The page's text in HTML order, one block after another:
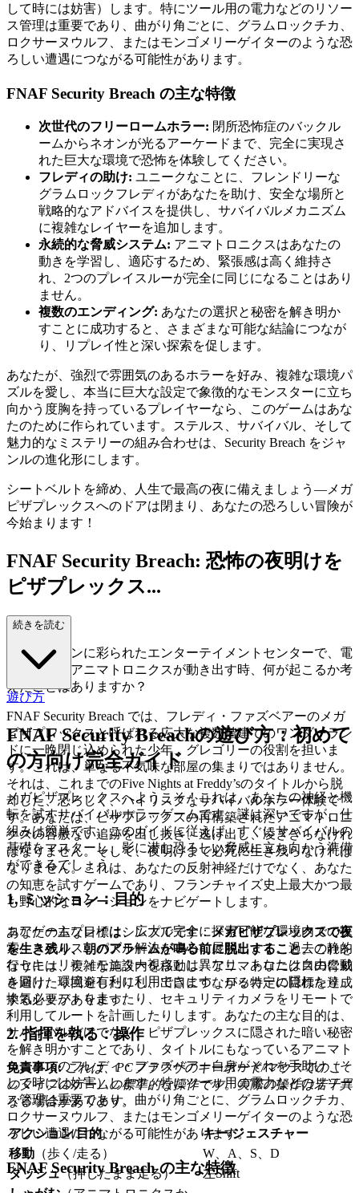
して時には妨害）します。特にツール用の電力などのリソー
ス管理は重要であり、曲がり角ごとに、グラムロックチカ、
ロクサーヌウルフ、またはモンゴメリーゲイターのような恐
ろしい遭遇につながる可能性があります。
FNAF Security Breach の主な特徴
次世代のフリーロームホラー: 閉所恐怖症のバックル
ームからネオンが光るアーケードまで、完全に実現さ
れた巨大な環境で恐怖を体験してください。
フレディの助け: ユニークなことに、フレンドリーな
グラムロックフレディがあなたを助け、安全な場所と
戦略的なアドバイスを提供し、サバイバルメカニズム
に複雑なレイヤーを追加します。
永続的な脅威システム: アニマトロニクスはあなたの
動きを学習し、適応するため、緊張感は高く維持さ
れ、2つのプレイスルーが完全に同じになることはあり
ません。
複数のエンディング: あなたの選択と秘密を解き明か
すことに成功すると、さまざまな可能な結論につなが
り、リプレイ性と深い探索を促します。
あなたが、強烈で雰囲気のあるホラーを好み、複雑な環境パ
ズルを愛し、本当に巨大な設定で象徴的なモンスターに立ち
向かう度胸を持っているプレイヤーなら、このゲームはあな
たのために作られています。ステルス、サバイバル、そして
魅力的なミステリーの組み合わせは、Security Breach をジャ
ンルの進化形にします。
シートベルトを締め、人生で最高の夜に備えましょう—メガ
ピザプレックスへのドアは閉まり、あなたの恐ろしい冒険が
今始まります！
FNAF Security Breach: 恐怖の夜明けを
ピザプレックス...
でプレイ！
巨大なネオンに彩られたエンターテイメントセンターで、電
気が消え、アニマトロニクスが動き出す時、何が起こるか考
えたことはありますか？
FNAF Security Breach では、フレディ・ファズベアーのメガ
ピザプレックスと呼ばれる広大な複数階建てのワンダーラン
ドに一晩閉じ込められた少年、グレゴリーの役割を担いま
す。これは、単なる不気味な部屋の集まりではありません。
それは、これまでのFive Nights at Freddy’sのタイトルから脱
却した、恐ろしく、ハイリスクなサバイバルホラー体験で
す。あなたは、ピザプレックスの再構築されたアニマトロニ
クスの容赦ない追跡を出し抜き、逃げ出し、凌ぎきらなけれ
ばなりません。そして、夜明けまで必死に生き残らなければ
なりません。これは、あなたの反射神経だけでなく、あなた
の知恵を試すゲームであり、フランチャイズ史上最大かつ最
も野心的なロケーションをナビゲートします。
コアゲームプレイは、広大で完全に探索可能な環境内での探
索、ステルス、パズル解決を中心に展開します。過去の静的
なセキュリティモニター視点とは異なり、あなたは自由に動
き回り、環境を有利に利用できます。ロッカーに隠れたり、
換気シャフトを走ったり、セキュリティカメラをリモートで
利用してルートを計画したりします。あなたの主な目的は、
サバイバルだけでなく、ピザプレックスに隠された暗い秘密
を解き明かすことであり、タイトルにもなっているアニマト
ロニクスのフレディ・ファズベアー自身がそれを手助け（そ
して時には妨害）します。特にツール用の電力などのリソー
ス管理は重要であり、曲がり角ごとに、グラムロックチカ、
ロクサーヌウルフ、またはモンゴメリーゲイターのような恐
ろしい遭遇につながる可能性があります。
FNAF Security Breach の主な特徴
続きを読む
遊び方
FNAF Security Breachの遊び方：初めて
の方向け完全ガイド
メガピザプレックスへようこそ！これは、あなたの神経と機
転を試すサバイバルホラーゲームです。謎は深いですが、仕
組みは簡単です。このガイドに従えば、すぐにサバイバルの
基礎をマスターし、影に潜む恐ろしい脅威に立ち向かう準備
ができるでしょう。
1. ミッション：目的
あなたの主な目標はシンプルです：メガピザプレックスで夜
を生き残り、朝のアラームが鳴る前に脱出すること。これを
行うには、複雑な施設内を移動し、アニマトロニクスの脅威
を避けたり回避したりし、出口につながる特定の目標を達成
する必要があります。
2. 指揮を執る：操作
免責事項: これは、PCブラウザのキーボード/マウスでのこ
のタイプのゲームの標準的な操作です。実際の操作は若干異
なる場合があります。
アクション/目的
キー/ジェスチャー
移動 （歩く/走る）
W、A、S、D
ダッシュ（押したまま走る）
左Shift